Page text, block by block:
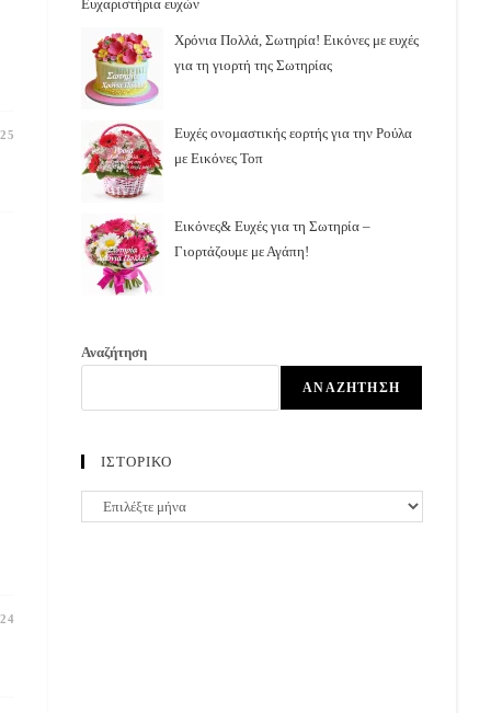
Ευχαριστήρια ευχών
Χρόνια Πολλά, Σωτηρία! Εικόνες με ευχές
για τη γιορτή της Σωτηρίας
Ευχές ονομαστικής εορτής για την Ρούλα
με Εικόνες Τοπ
Εικόνες& Ευχές για τη Σωτηρία –
Γιορτάζουμε με Αγάπη!
Αναζήτηση
ΑΝΑΖΉΤΗΣΗ
ΙΣΤΟΡΙΚΟ
ΙΣΤΟΡΙΚΟ